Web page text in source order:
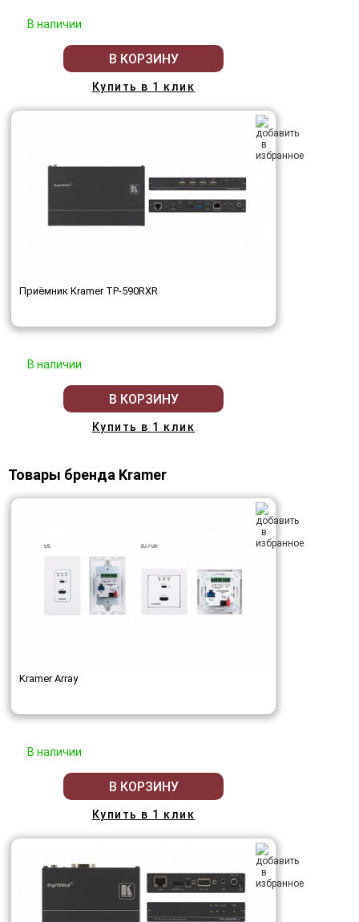
В наличии
В КОРЗИНУ
Купить в 1 клик
Приёмник Kramer TP-590RXR
В наличии
В КОРЗИНУ
Купить в 1 клик
Товары бренда Kramer
Kramer Array
В наличии
В КОРЗИНУ
Купить в 1 клик